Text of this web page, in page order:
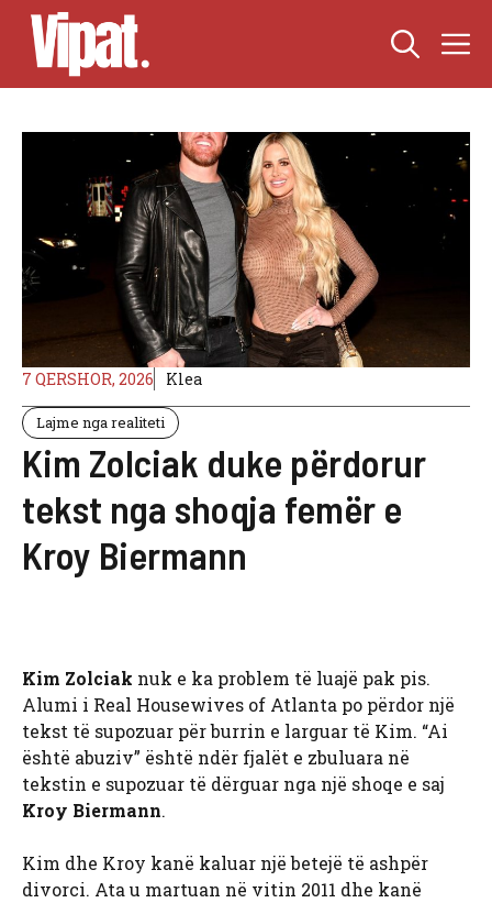
Skip
content
7 QERSHOR, 2026 Klea
Lajme nga realiteti
Kim Zolciak duke përdorur
tekst nga shoqja femër e
Kroy Biermann
Kim Zolciak nuk e ka problem të luajë pak pis.
Alumi i Real Housewives of Atlanta po përdor një
tekst të supozuar për burrin e larguar të Kim. “Ai
është abuziv” është ndër fjalët e zbuluara në
tekstin e supozuar të dërguar nga një shoqe e saj
Kroy Biermann.
Kim dhe Kroy kanë kaluar një betejë të ashpër
divorci. Ata u martuan në vitin 2011 dhe kanë